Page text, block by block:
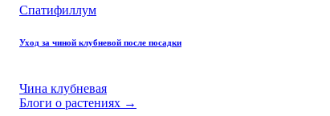
Спатифиллум
Уход за чиной клубневой после посадки
Чина клубневая
Блоги о растениях →